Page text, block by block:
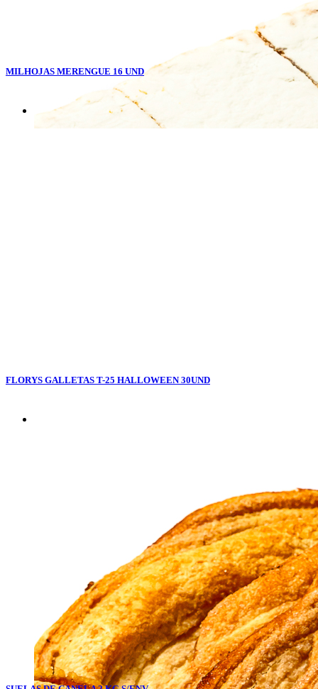
MILHOJAS MERENGUE 16 UND
FLORYS GALLETAS T-25 HALLOWEEN 30UND